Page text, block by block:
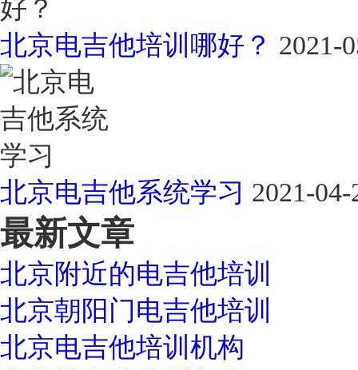
北京电吉他培训哪好？ 2021-
北京电吉他系统学习 2021-04-
最新文章
北京附近的电吉他培训
北京朝阳门电吉他培训
北京电吉他培训机构